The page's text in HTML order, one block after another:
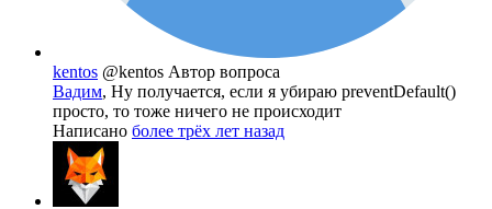
kentos @kentos Автор вопроса
Вадим, Ну получается, если я убираю preventDefault()
просто, то тоже ничего не происходит
Написано более трёх лет назад